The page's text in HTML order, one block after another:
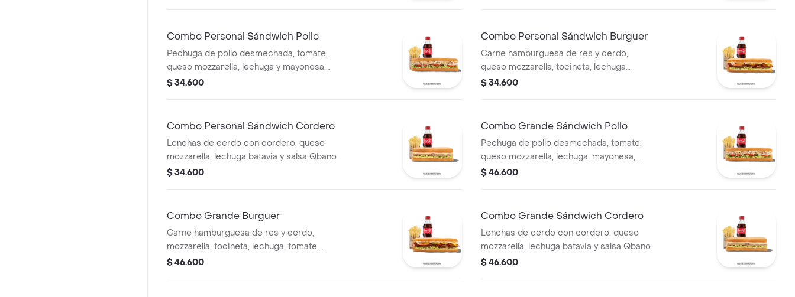
Combo Personal Sándwich Pollo
Pechuga de pollo desmechada, tomate,
queso mozzarella, lechuga y mayonesa,
papas a la francesa y bebida.
$ 34.600
Combo Personal Sándwich Burguer
Carne hamburguesa de res y cerdo,
queso mozzarella, tocineta, lechuga
Batavia, tomate, pepinillos, salsa BBQ y
$ 34.600
Combo Personal Sándwich Cordero
Lonchas de cerdo con cordero, queso
mozzarella, lechuga batavia y salsa Qbano
$ 34.600
Combo Grande Sándwich Pollo
Pechuga de pollo desmechada, tomate,
queso mozzarella, lechuga, mayonesa,
papas a la francesa y bebida.
$ 46.600
Combo Grande Burguer
Carne hamburguesa de res y cerdo,
mozzarella, tocineta, lechuga, tomate,
pepinillos, salsa BBQ, salsa Qbano, papas
$ 46.600
Combo Grande Sándwich Cordero
Lonchas de cerdo con cordero, queso
mozzarella, lechuga batavia y salsa Qbano
$ 46.600